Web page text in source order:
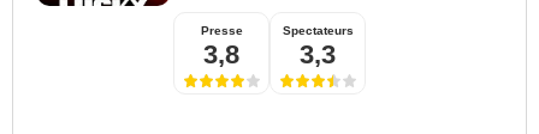
Presse
3,8
Spectateurs
3,3